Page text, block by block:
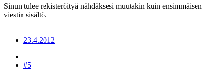
Sinun tulee rekisteröityä nähdäksesi muutakin kuin ensimmäisen
viestin sisältö.
23.4.2012
#5